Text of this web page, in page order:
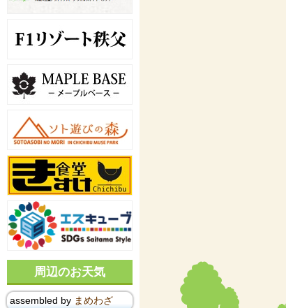
周辺のお天気
assembled by まめわざ